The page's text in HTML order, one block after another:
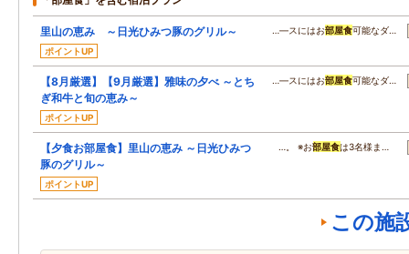
里山の恵み ～日光ひみつ豚のグリル～
ポイントUP
…―スにはお部屋食可能なダ…
【8月厳選】【9月厳選】雅味の夕べ ～とち
ぎ和牛と旬の恵み～
ポイントUP
…―スにはお部屋食可能なダ…
【夕食お部屋食】里山の恵み ～日光ひみつ
豚のグリル～
ポイントUP
…。 ※お部屋食は3名様ま…
この施